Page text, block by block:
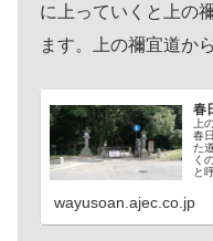
に上っていくと上の
ます。上の禰宜道か
春
上
春
た
く
と
wayusoan.ajec.co.jp